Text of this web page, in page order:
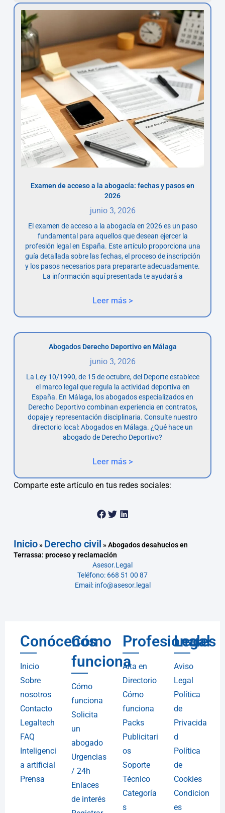
Examen de acceso a la abogacía: fechas y pasos en
2026
junio 3, 2026
El examen de acceso a la abogacía en 2026 es un paso
fundamental para aquellos que desean ejercer la
profesión legal en España. Este artículo proporciona una
guía detallada sobre las fechas, el proceso de inscripción
y los pasos necesarios para prepararte adecuadamente.
La información aquí presentada te ayudará a
Leer más >
Abogados Derecho Deportivo en Málaga
junio 3, 2026
La Ley 10/1990, de 15 de octubre, del Deporte establece
el marco legal que regula la actividad deportiva en
España. En Málaga, los abogados especializados en
Derecho Deportivo combinan experiencia en contratos,
dopaje y representación disciplinaria. Consulte nuestro
directorio local: Abogados en Málaga. ¿Qué hace un
abogado de Derecho Deportivo?
Leer más >
Comparte este artículo en tus redes sociales:
Inicio» Derecho civil »Abogados desahucios en
Terrassa: proceso y reclamación
Asesor.Legal
Teléfono: 668 51 00 87
Email: info@asesor.legal
Conócenos
Inicio
Sobre
nosotros
Contacto
Legaltech
FAQ
Inteligenci
a artificial
Prensa
Cómo
funciona
Cómo
funciona
Solicita
un
abogado
Urgencias
/ 24h
Enlaces
de interés
Profesionales
Alta en
Directorio
Cómo
funciona
Packs
Publicitari
os
Soporte
Técnico
Categoría
s
Legal
Aviso
Legal
Política
de
Privacida
d
Política
de
Cookies
Condicion
es